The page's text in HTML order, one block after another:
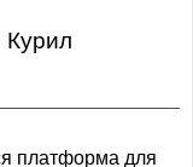
Курил
платформа для